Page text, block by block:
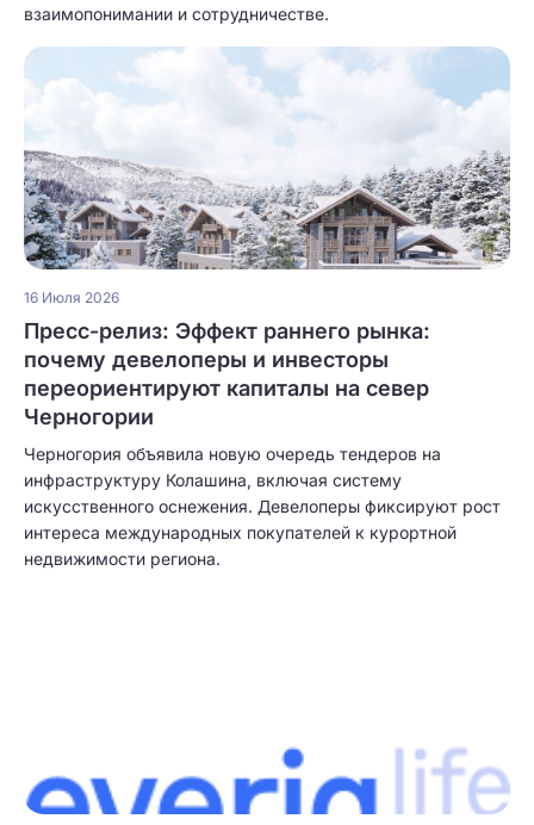
взаимопонимании и сотрудничестве.
16 Июля 2026
Пресс-релиз: Эффект раннего рынка:
почему девелоперы и инвесторы
переориентируют капиталы на север
Черногории
Черногория объявила новую очередь тендеров на
инфраструктуру Колашина, включая систему
искусственного оснежения. Девелоперы фиксируют рост
интереса международных покупателей к курортной
недвижимости региона.